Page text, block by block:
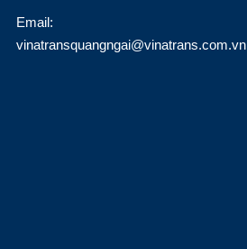
Email:
vinatransquangngai@vinatrans.com.vn